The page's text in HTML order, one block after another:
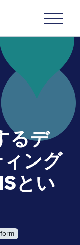
るデ
ング
とい